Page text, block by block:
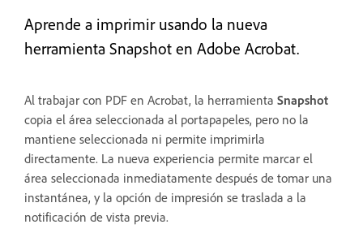
Aprende a imprimir usando la nueva
herramienta Snapshot en Adobe Acrobat.
Al trabajar con PDF en Acrobat, la herramienta Snapshot
copia el área seleccionada al portapapeles, pero no la
mantiene seleccionada ni permite imprimirla
directamente. La nueva experiencia permite marcar el
área seleccionada inmediatamente después de tomar una
instantánea, y la opción de impresión se traslada a la
notificación de vista previa.